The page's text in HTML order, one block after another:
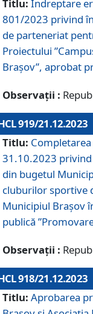
Titlu: Îndreptare
801/2023 privind
de parteneriat
Proiectului
Brașov”, aprobat
Observații :
919/21.12.2023
Titlu:
31.10.2023
din bugetul
cluburilor sportive
Municipiul Brașov
publică
Observații :
918/21.12.2023
Titlu: Aprobarea